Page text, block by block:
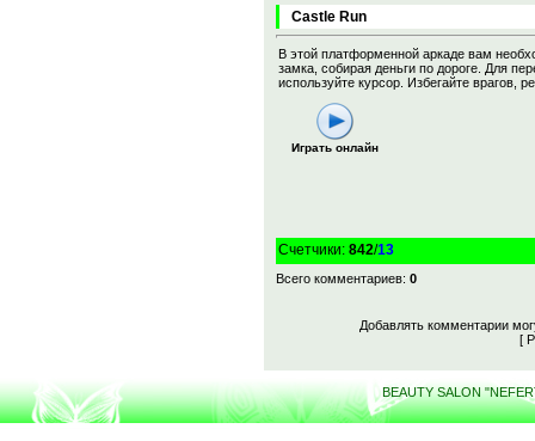
Castle Run
В этой платформенной аркаде вам
замка, собирая деньги по дороге. Для
используйте курсор. Избегайте врагов,
Играть онлайн
Счетчики: 842/13
Всего комментариев: 0
Добавлять комментарии
[
BEAUTY SALON